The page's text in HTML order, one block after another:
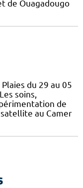
de Ouagadougo
du 29 au 05
soins,
de
au Camer